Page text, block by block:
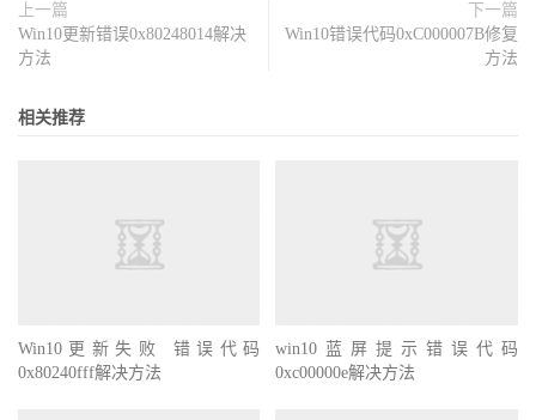
上一篇
Win10更新错误0x80248014解决
方法
下一篇
Win10错误代码0xC000007B修复
方法
相关推荐
Win10更新失败 错误代码
0x80240fff解决方法
win10蓝屏提示错误代码
0xc00000e解决方法